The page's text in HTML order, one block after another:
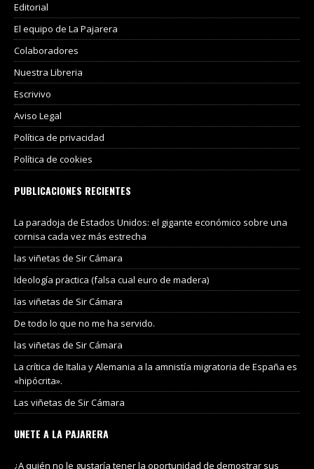
Editorial
El equipo de La Pajarera
Colaboradores
Nuestra Libreria
Escrivivo
Aviso Legal
Política de privacidad
Política de cookies
PUBLICACIONES RECIENTES
La paradoja de Estados Unidos: el gigante económico sobre una
cornisa cada vez más estrecha
las viñetas de Sir Cámara
Ideología practica (falsa cual euro de madera)
las viñetas de Sir Cámara
De todo lo que no me ha servido.
las viñetas de Sir Cámara
La crítica de Italia y Alemania a la amnistía migratoria de España es
«hipócrita».
Las viñetas de Sir Cámara
UNETE A LA PAJARERA
¿A quién no le gustaría tener la oportunidad de demostrar sus